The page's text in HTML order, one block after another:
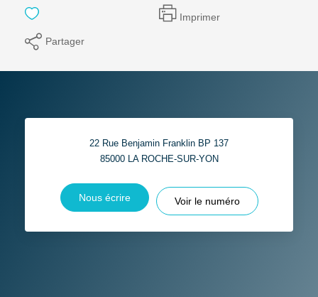
Imprimer
Partager
22 Rue Benjamin Franklin BP 137
85000 LA ROCHE-SUR-YON
Nous écrire Voir le numéro